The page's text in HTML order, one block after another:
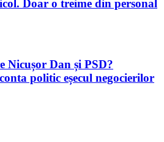
Doar o treime din personal
Dan și PSD?
politic eșecul negocierilor